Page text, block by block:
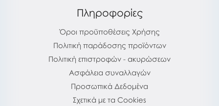
Πληροφορίες
Όροι προϋποθέσεις Χρήσης
Πολιτική παράδοσης προϊόντων
Πολιτική επιστροφών - ακυρώσεων
Ασφάλεια συναλλαγών
Προσωπικά Δεδομένα
Σχετικά με τα Cookies